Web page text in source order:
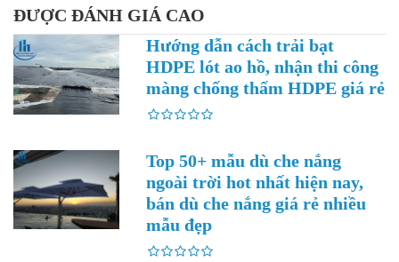
ĐƯỢC ĐÁNH GIÁ CAO
Hướng dẫn cách trải bạt
HDPE lót ao hồ, nhận thi công
màng chống thấm HDPE giá rẻ
Top 50+ mẫu dù che nắng
ngoài trời hot nhất hiện nay,
bán dù che nắng giá rẻ nhiều
mẫu đẹp